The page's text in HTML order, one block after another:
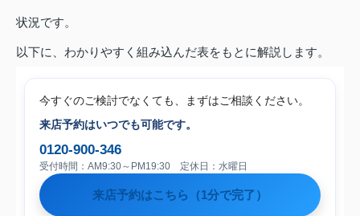
状況です。
以下に、わかりやすく組み込んだ表をもとに解説します。
今すぐのご検討でなくても、まずはご相談ください。
来店予約はいつでも可能です。
0120-900-346
受付時間：AM9:30～PM19:30 定休日：水曜日
来店予約はこちら（1分で完了）